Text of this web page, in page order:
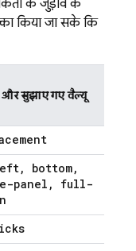
के जुड़ाव के
किया जा सके कि
और सुझाए गए वैल्यू
, bottom,
panel ,
full-